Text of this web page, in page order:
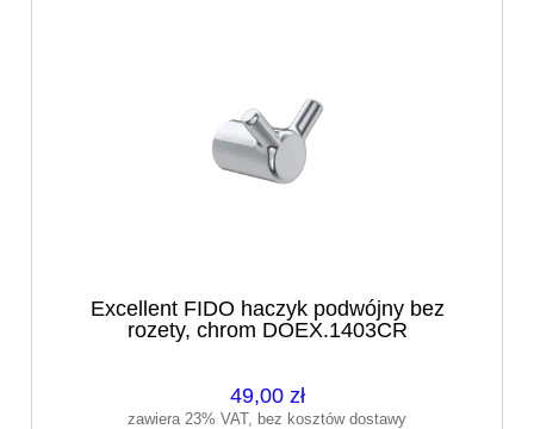
Excellent FIDO haczyk podwójny bez
rozety, chrom DOEX.1403CR
49,00 zł
zawiera 23% VAT, bez kosztów dostawy